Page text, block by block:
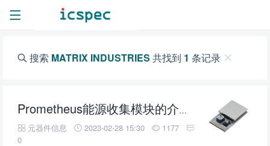
搜索 MATRIX INDUSTRIES 共找到 1 条记录
Prometheus能源收集模块的介绍、特性、及应用
元器件信息
2023-02-28 15:30
1177
0